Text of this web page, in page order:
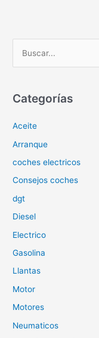
c
r
p
o
Categorías
Aceite
Arranque
coches electricos
Consejos coches
dgt
Diesel
Electrico
Gasolina
Llantas
Motor
Motores
Neumaticos